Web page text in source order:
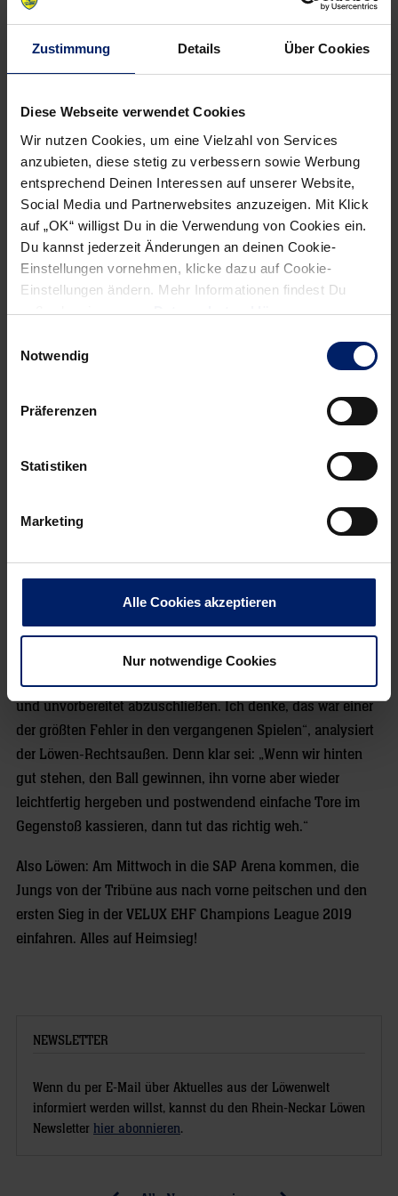
Zustimmung Details Über Cookies
Diese Webseite verwendet Cookies
Wir nutzen Cookies, um eine Vielzahl von Services
anzubieten, diese stetig zu verbessern sowie Werbung
entsprechend Deinen Interessen auf unserer Website,
Social Media und Partnerwebsites anzuzeigen. Mit Klick
auf „OK“ willigst Du in die Verwendung von Cookies ein.
Du kannst jederzeit Änderungen an deinen Cookie-
Einstellungen vornehmen, klicke dazu auf Cookie-
Einstellungen ändern. Mehr Informationen findest Du
außerdem in unsererDatenschutzerklärung.
Notwendig
Präferenzen
Statistiken
Marketing
Alle Cookies akzeptieren
Nur notwendige Cookies
Löwen am Mittwoch einen Zahn zulegen im Vergleich zu
den jüngsten Auftritten. Fehler minimieren, Wurfausbeute
steigern, 60 Minuten Konzentration auf die Platte bringen.
um ein Klasse-Team wie Kielce gefährden zu können. „Das
ist eine starke Mannschaft, vor allem im Angriff. Sie haben
überragende Einzelspieler, darunter einen Michal Jurecki,
der mit Urgewalt daherkommt“, so Patrick Groetzki. Das
Erfolgsrezept gegen die polnische Offensivpower? „In erster
Linie müssen wir ihren Spielmacher Luka Cindric unter
Kontrolle bekommen.“ Zudem gelte es, Anfälligkeiten in der
Abwehr auszunutzen, das eigene Angriffsspiel fehlerfrei und
effizient zu gestalten.
Um das zu schaffen, müssen die Löwen das richtige Maß
aus Kontrolle und Tempo finden. „Dass wir es wieder
verstärkt mit hohem Tempo versuchen, ist richtig. Aber
dabei dürfen wir uns nicht dazu verleiten lassen, zu früh
und unvorbereitet abzuschließen. Ich denke, das war einer
der größten Fehler in den vergangenen Spielen“, analysiert
der Löwen-Rechtsaußen. Denn klar sei: „Wenn wir hinten
gut stehen, den Ball gewinnen, ihn vorne aber wieder
leichtfertig hergeben und postwendend einfache Tore im
Gegenstoß kassieren, dann tut das richtig weh.“
Also Löwen: Am Mittwoch in die SAP Arena kommen, die
Jungs von der Tribüne aus nach vorne peitschen und den
ersten Sieg in der VELUX EHF Champions League 2019
einfahren. Alles auf Heimsieg!
NEWSLETTER
Wenn du per E-Mail über Aktuelles aus der Löwenwelt
informiert werden willst, kannst du den Rhein-Neckar Löwen
Newsletter hier abonnieren.